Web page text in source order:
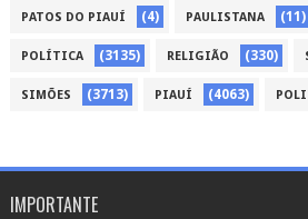
PATOS DO PIAUÍ (4) PAULISTANA (11)
POLÍTICA (3135) RELIGIÃO (330)
SIMÕES (3713) PIAUÍ (4063)
IMPORTANTE